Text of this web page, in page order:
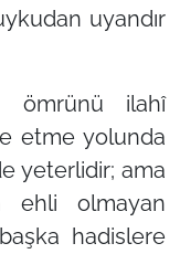
uyandır
ömrünü ilahî
etme yolunda
yeterlidir; ama
ehli olmayan
hadislere